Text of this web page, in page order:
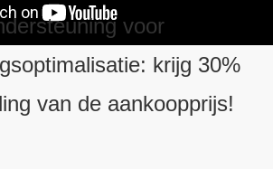
voor
krijg 30%
van de aankoopprijs!